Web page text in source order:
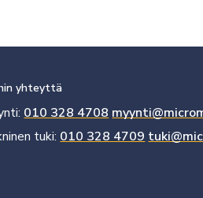
yhteyttä
010 328 4708
tuki: 010 328 4709